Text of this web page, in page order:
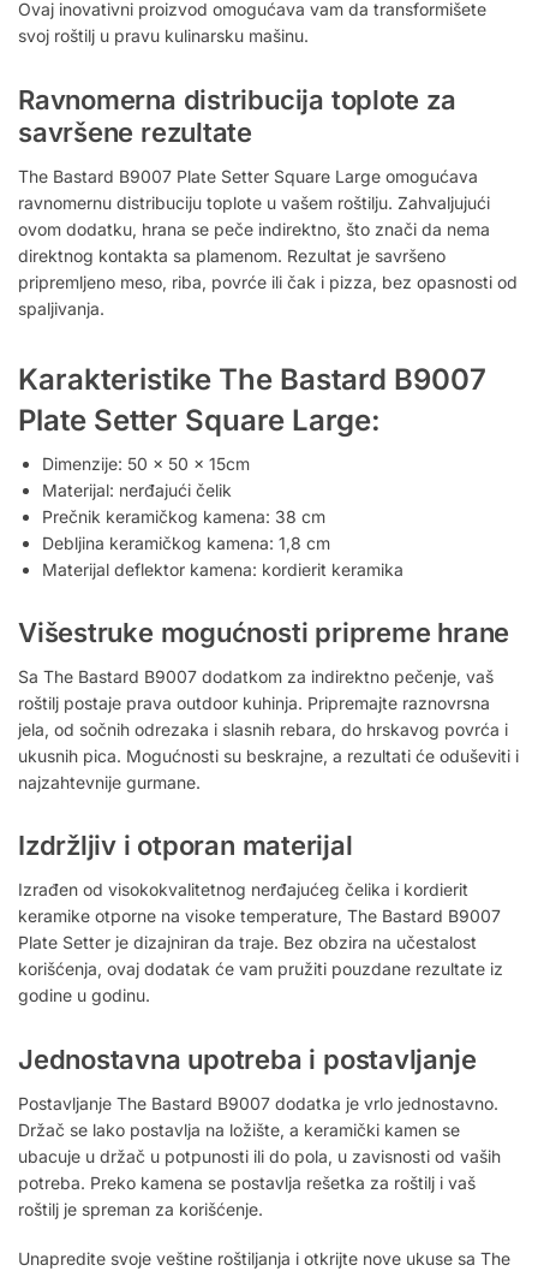
Ovaj inovativni proizvod omogućava vam da transformišete
svoj roštilj u pravu kulinarsku mašinu.
Ravnomerna distribucija toplote za
savršene rezultate
The Bastard B9007 Plate Setter Square Large omogućava
ravnomernu distribuciju toplote u vašem roštilju. Zahvaljujući
ovom dodatku, hrana se peče indirektno, što znači da nema
direktnog kontakta sa plamenom. Rezultat je savršeno
pripremljeno meso, riba, povrće ili čak i pizza, bez opasnosti od
spaljivanja.
Karakteristike The Bastard B9007
Plate Setter Square Large:
Dimenzije: 50 x 50 x 15cm
Materijal: nerđajući čelik
Prečnik keramičkog kamena: 38 cm
Debljina keramičkog kamena: 1,8 cm
Materijal deflektor kamena: kordierit keramika
Višestruke mogućnosti pripreme hrane
Sa The Bastard B9007 dodatkom za indirektno pečenje, vaš
roštilj postaje prava outdoor kuhinja. Pripremajte raznovrsna
jela, od sočnih odrezaka i slasnih rebara, do hrskavog povrća i
ukusnih pica. Mogućnosti su beskrajne, a rezultati će oduševiti i
najzahtevnije gurmane.
Izdržljiv i otporan materijal
Izrađen od visokokvalitetnog nerđajućeg čelika i kordierit
keramike otporne na visoke temperature, The Bastard B9007
Plate Setter je dizajniran da traje. Bez obzira na učestalost
korišćenja, ovaj dodatak će vam pružiti pouzdane rezultate iz
godine u godinu.
Jednostavna upotreba i postavljanje
Postavljanje The Bastard B9007 dodatka je vrlo jednostavno.
Držač se lako postavlja na ložište, a keramički kamen se
ubacuje u držač u potpunosti ili do pola, u zavisnosti od vaših
potreba. Preko kamena se postavlja rešetka za roštilj i vaš
roštilj je spreman za korišćenje.
Unapredite svoje veštine roštiljanja i otkrijte nove ukuse sa The